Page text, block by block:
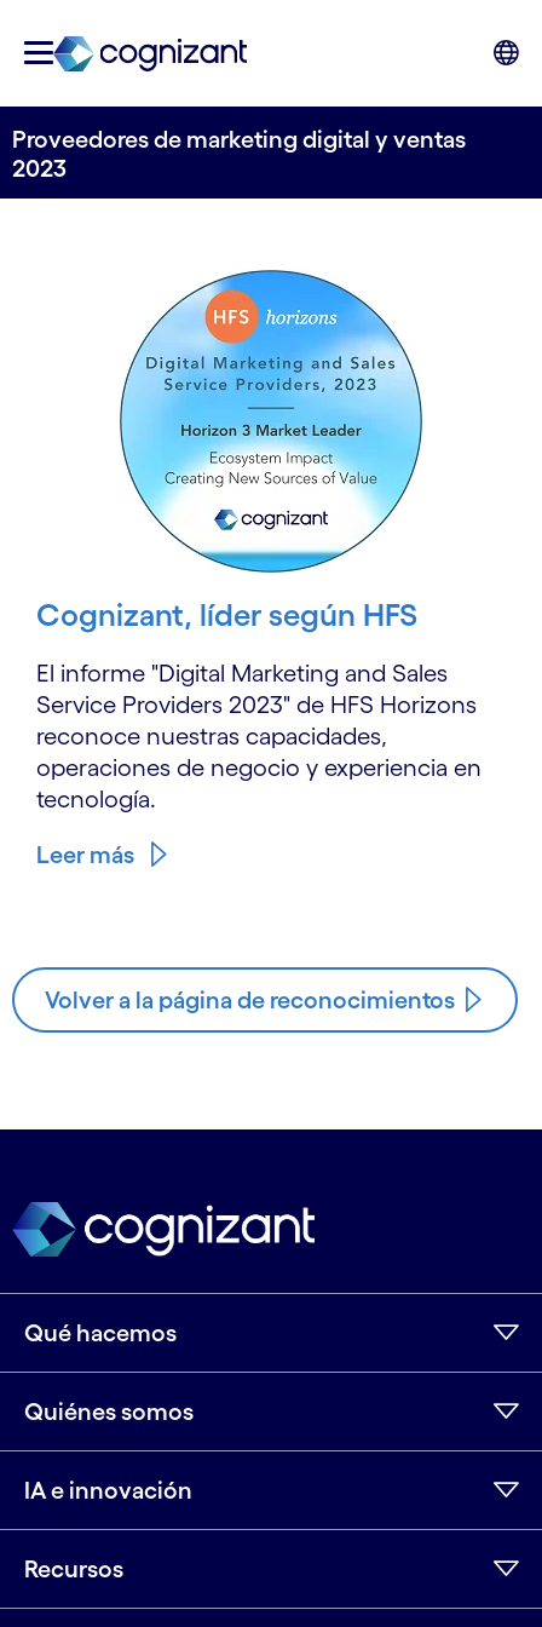
Proveedores de marketing digital y ventas
2023
Cognizant, líder según HFS
El informe "Digital Marketing and Sales
Service Providers 2023" de HFS Horizons
reconoce nuestras capacidades,
operaciones de negocio y experiencia en
tecnología.
Leer más
Volver a la página de reconocimientos
Qué hacemos
Quiénes somos
IA e innovación
Recursos